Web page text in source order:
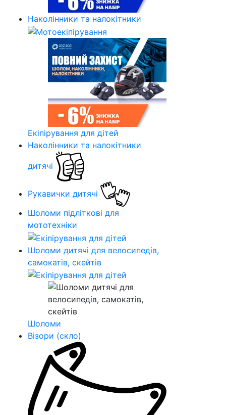
Наколінники та налокітники
Екіпірування для дітей
Наколінники та налокітники
дитячі
Рукавички дитячі
Шоломи підліткові для
мототехніки
Шоломи дитячі для велосипедів,
самокатів, скейтів
Шоломи
Візори (скло)